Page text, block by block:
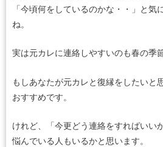
「今頃何をしているのかな・・」と気
ね。
実は元カレに連絡しやすいのも春の季
もしあなたが元カレと復縁をしたいと
おすすめです。
けれど、「今更どう連絡をすればいい
悩んでいる人もいるかと思います。